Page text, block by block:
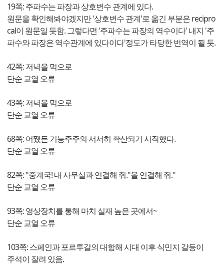
19쪽: 주파수는 파장과 상호변수 관계에 있다.
원문을 확인해봐야겠지만 '상호변수 관계'로 옮긴 부분은 recipro
cal이 원문일 듯함. 그렇다면 '주파수는 파장의 역수이다' 내지 '주
파수와 파장은 역수관계에 있다이다'정도가 타당한 번역이 될 듯.
42쪽: 저녁을 먹으로
단순 교열 오류
43쪽: 저녁을 먹으로
단순 교열 오류
68쪽: 어쨌든 기능주주의 서서히 확산되기 시작했다.
단순 교열 오류
82쪽: "중계국! 내 사무실과 연결해 줘."을 연결해 줘."
단순 교열 오류
93쪽: 영상장치를 통해 마치 실재 높은 곳에서~
단순 교열 오류
103쪽: 스페인과 포르투갈의 대항해 시대 이후 식민지 갈등이
주석이 잘려 있음.